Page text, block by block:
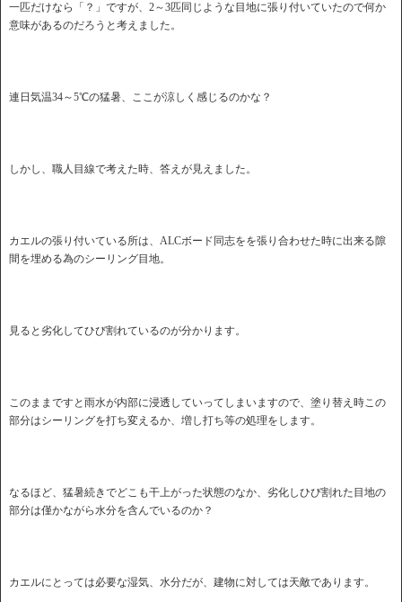
一匹だけなら「？」ですが、2～3匹同じような目地に張り付いていたので何か
意味があるのだろうと考えました。
連日気温34～5℃の猛暑、ここが涼しく感じるのかな？
しかし、職人目線で考えた時、答えが見えました。
カエルの張り付いている所は、ALCボード同志をを張り合わせた時に出来る隙
間を埋める為のシーリング目地。
見ると劣化してひび割れているのが分かります。
このままですと雨水が内部に浸透していってしまいますので、塗り替え時この
部分はシーリングを打ち変えるか、増し打ち等の処理をします。
なるほど、猛暑続きでどこも干上がった状態のなか、劣化しひび割れた目地の
部分は僅かながら水分を含んでいるのか？
カエルにとっては必要な湿気、水分だが、建物に対しては天敵であります。